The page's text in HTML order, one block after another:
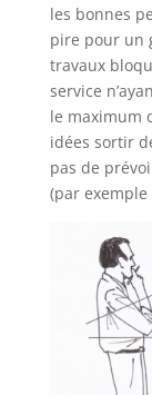
les bonnes
pire pour un
travaux
service
le maximum
idées sortir
pas de
(par